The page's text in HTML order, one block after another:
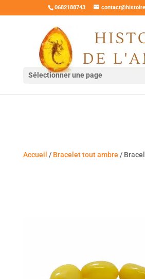
0682188743
Sélectionner une page
Accueil / Bracelet tout ambre /